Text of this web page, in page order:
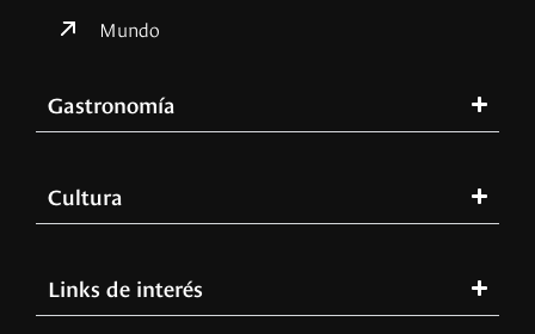
Mundo
Gastronomía
Cultura
Links de interés